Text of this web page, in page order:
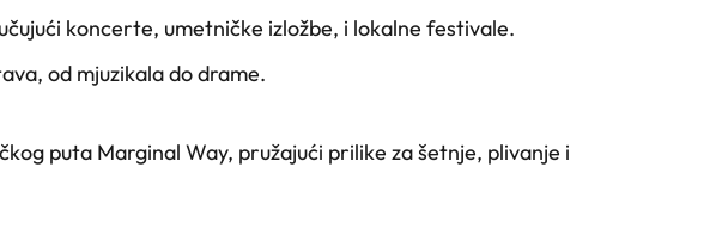
koncerte, umetničke izložbe, i lokalne festivale.
od mjuzikala do drame.
puta Marginal Way, pružajući prilike za šetnje, plivanje i